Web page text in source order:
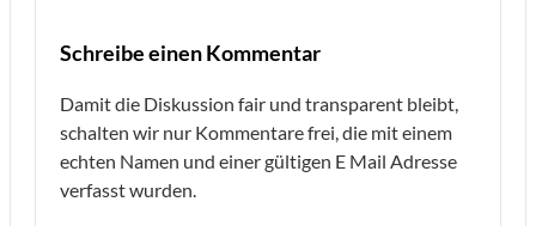
Schreibe einen Kommentar
Damit die Diskussion fair und transparent bleibt,
schalten wir nur Kommentare frei, die mit einem
echten Namen und einer gültigen E Mail Adresse
verfasst wurden.